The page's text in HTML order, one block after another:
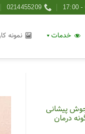
0214455209
خدمات نمونه
پیشانی
درمان